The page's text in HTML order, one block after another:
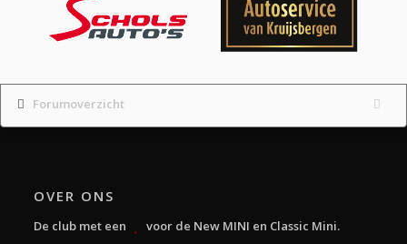
Forumoverzicht
OVER ONS
De club met een voor de New MINI en Classic Mini.